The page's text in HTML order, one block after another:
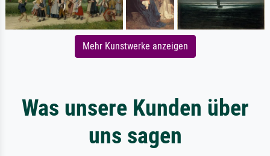
Mehr Kunstwerke anzeigen
Was unsere Kunden über
uns sagen